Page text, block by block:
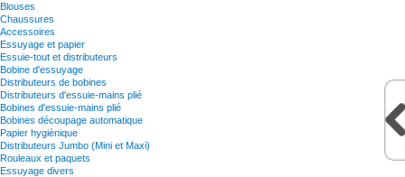
Blouses
Chaussures
Accessoires
Essuyage et papier
Essuie-tout et distributeurs
Bobine d'essuyage
Distributeurs de bobines
Distributeurs d'essuie-mains plié
Bobines d'essuie-mains plié
Bobines découpage automatique
Papier hygiènique
Distributeurs Jumbo (Mini et Maxi)
Rouleaux et paquets
Essuyage divers